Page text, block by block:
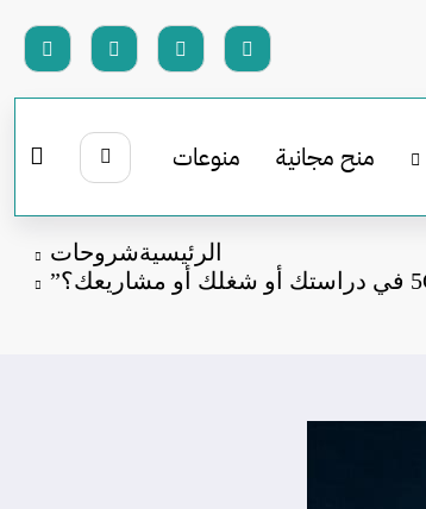
منح مجانية منوعات
الرئيسيةشروحات